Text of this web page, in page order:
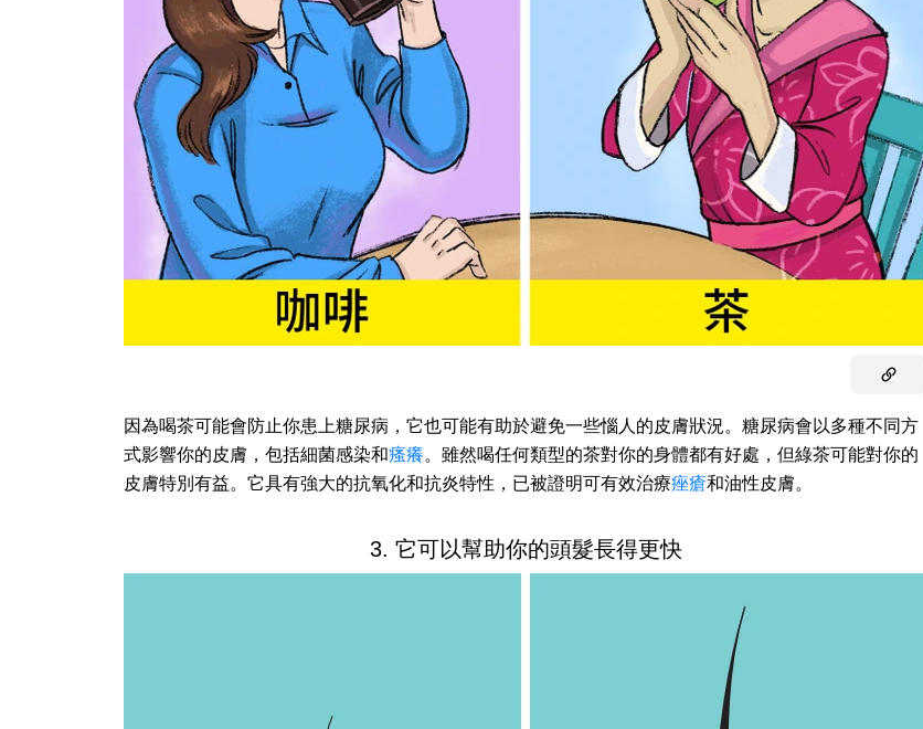
因為喝茶可能會防止你患上糖尿病，它也可能有助於避免一些惱人的皮膚狀況。糖尿病會以多種不同方
式影響你的皮膚，包括細菌感染和瘙癢。雖然喝任何類型的茶對你的身體都有好處，但綠茶可能對你的
皮膚特別有益。它具有強大的抗氧化和抗炎特性，已被證明可有效治療痤瘡和油性皮膚。
3. 它可以幫助你的頭髮長得更快